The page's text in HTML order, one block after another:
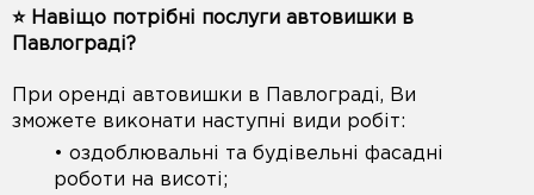
⭐️ Навіщо потрібні послуги автовишки в
Павлограді?
При оренді автовишки в Павлограді, Ви
зможете виконати наступні види робіт:
• оздоблювальні та будівельні фасадні
роботи на висоті;